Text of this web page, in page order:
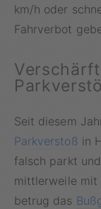
km/h oder
Fahrverbot
Seit diesem
Parkverstoß in
falsch parkt
mittlerweile mit
betrug das